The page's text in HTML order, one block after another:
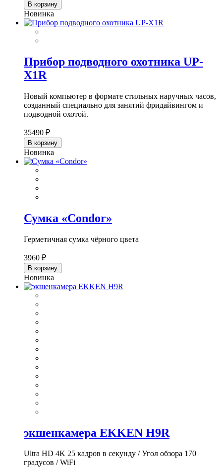
В корзину
Новинка
Прибор подводного охотника UP-
X1R
Новый компьютер в формате стильных наручных часов,
созданный специально для занятий фридайвингом и
подводной охотой.
35490 ₽
В корзину
Новинка
Сумка «Condor»
Герметичная сумка чёрного цвета
3960 ₽
В корзину
Новинка
экшенкамера EKKEN H9R
Ultra HD 4K 25 кадров в секунду / Угол обзора 170
градусов / WiFi